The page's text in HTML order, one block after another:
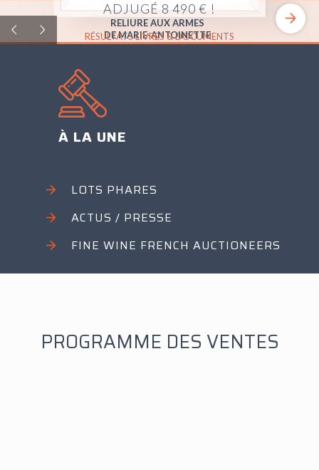
ADJUGÉ 8 490 € !
RELIURE AUX ARMES
DE MARIE-ANTOINETTE
RÉSULTATS LIVRES & DOCUMENTS
À LA UNE
LOTS PHARES
ACTUS / PRESSE
FINE WINE FRENCH AUCTIONEERS
PROGRAMME DES VENTES